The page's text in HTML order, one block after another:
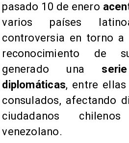
pasado 10 de enero
varios países
controversia en torno a
reconocimiento de
generado una
diplomáticas, entre
consulados, afectando
ciudadanos
venezolano.